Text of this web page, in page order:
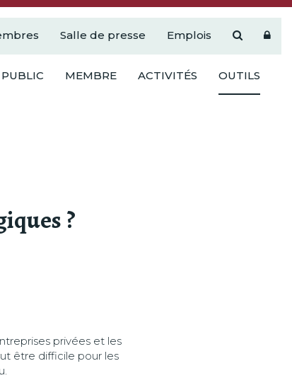
Salle de presse Emplois
MEMBRE ACTIVITÉS OUTILS
?
privées et les
être difficile pour les